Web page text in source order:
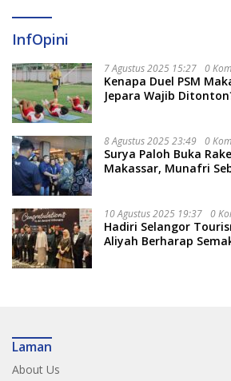
InfOpini
7 Agustus 2025 15:27 0
Kenapa Duel PSM
Jepara Wajib
8 Agustus 2025 23:49 0
Surya Paloh Buka
Makassar, Munafri
10 Agustus 2025 19:37 0
Hadiri Selangor
Aliyah Berharap
Laman
About Us